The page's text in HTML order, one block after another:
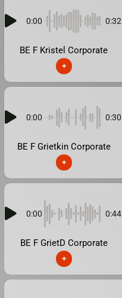
0:00 0:32
BE F Kristel Corporate
+
0:00 0:30
BE F Grietkin Corporate
+
0:00 0:44
BE F GrietD Corporate
+